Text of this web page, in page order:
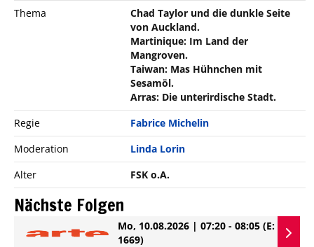
Thema
Chad Taylor und die dunkle Seite
von Auckland.
Martinique: Im Land der
Mangroven.
Taiwan: Mas Hühnchen mit
Sesamöl.
Arras: Die unterirdische Stadt.
Regie
Fabrice Michelin
Moderation
Linda Lorin
Alter
FSK o.A.
Nächste Folgen
Mo, 10.08.2026 | 07:20 - 08:05 (E:
1669)